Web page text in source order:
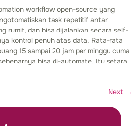
workflow open-source yang
task repetitif antar
rumit, dan bisa dijalankan secara self-
kontrol penuh atas data. Rata-rata
15 sampai 20 jam per minggu cuma
bisa di-automate. Itu setara
Next →